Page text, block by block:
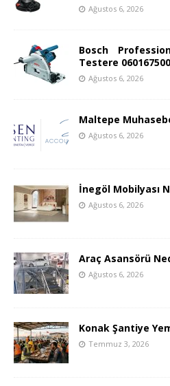
Ağustos 6, 2026
Bosch
Testere
Ağustos 6, 2026
Maltepe
Ağustos 6, 2026
İnegöl Mobilyası
Ağustos 6, 2026
Araç Asansörü
Ağustos 6, 2026
Konak Şantiye
Temmuz 3, 2026